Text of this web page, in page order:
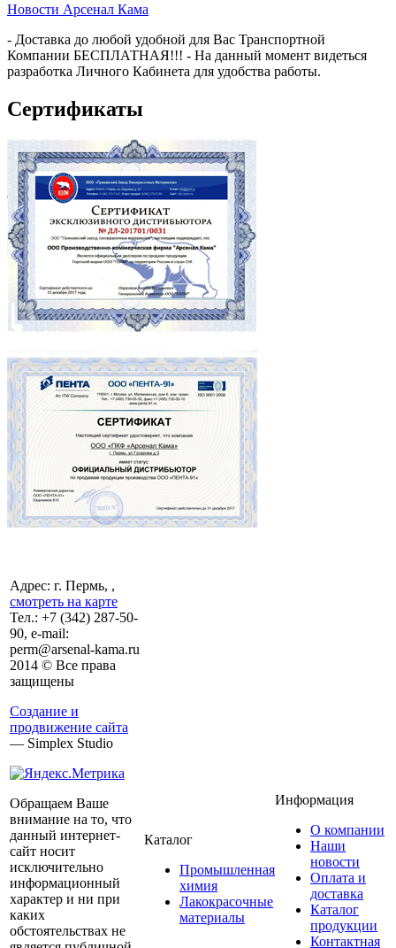
Новости Арсенал Кама
- Доставка до любой удобной для Вас Транспортной
Компании БЕСПЛАТНАЯ!!! - На данный момент видеться
разработка Личного Кабинета для удобства работы.
Сертификаты
Адрес: г. Пермь, ,
смотреть на карте
Тел.: +7 (342) 287-50-
90, e-mail:
perm@arsenal-kama.ru
2014 © Все права
защищены
Создание и
продвижение сайта
— Simplex Studio
Обращаем Ваше
внимание на то, что
данный интернет-
сайт носит
исключительно
информационный
характер и ни при
каких
обстоятельствах не
Каталог
Промышленная
химия
Лакокрасочные
материалы
Информация
О компании
Наши
новости
Оплата и
доставка
Каталог
продукции
Контактная